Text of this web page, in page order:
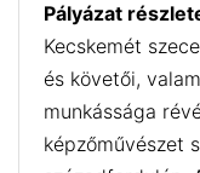
Pályázat
Kecskemét
és követői,
munkássága
képzőművészet